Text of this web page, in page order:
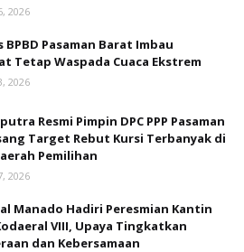
2026
Pasaman Barat Imbau
Tetap Waspada Cuaca Ekstrem
2026
Resmi Pimpin DPC PPP Pasaman
Target Rebut Kursi Terbanyak di
Pemilihan
2026
Manado Hadiri Peresmian Kantin
VIII, Upaya Tingkatkan
dan Kebersamaan